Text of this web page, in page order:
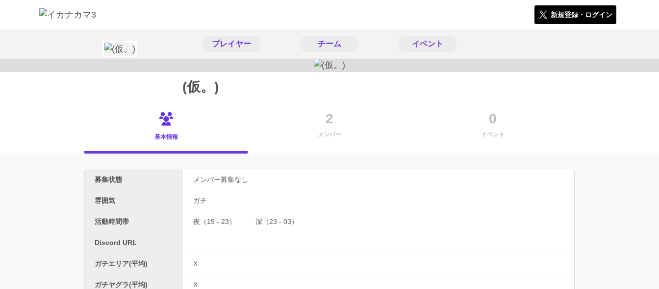
新規登録・ログイン
プレイヤー チーム イベント
(仮。)
基本情報
2
メンバー
0
イベント
募集状態 メンバー募集なし
雰囲気 ガチ
活動時間帯 夜（19 - 23） 深（23 - 03）
Discord URL
ガチエリア(平均) X
ガチヤグラ(平均) X